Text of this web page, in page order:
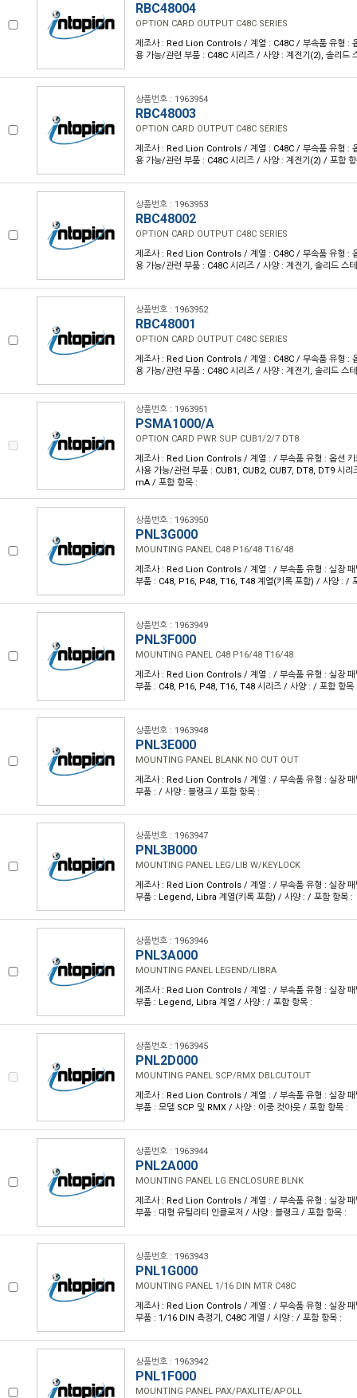
RBC48004
OPTION CARD OUTPUT C48C SERIES
제조사 : Red Lion Controls / 계열 : C48C / 부속품 유형 :
용 가능/관련 부품 : C48C 시리즈 / 사양 : 계전기(2), 솔리드
상품번호 : 1963954
RBC48003
OPTION CARD OUTPUT C48C SERIES
제조사 : Red Lion Controls / 계열 : C48C / 부속품 유형 :
용 가능/관련 부품 : C48C 시리즈 / 사양 : 계전기(2) / 포함
상품번호 : 1963953
RBC48002
OPTION CARD OUTPUT C48C SERIES
제조사 : Red Lion Controls / 계열 : C48C / 부속품 유형 :
용 가능/관련 부품 : C48C 시리즈 / 사양 : 계전기, 솔리드 스
상품번호 : 1963952
RBC48001
OPTION CARD OUTPUT C48C SERIES
제조사 : Red Lion Controls / 계열 : C48C / 부속품 유형 :
용 가능/관련 부품 : C48C 시리즈 / 사양 : 계전기, 솔리드 스
상품번호 : 1963951
PSMA1000/A
OPTION CARD PWR SUP CUB1/2/7 DT8
제조사 : Red Lion Controls / 계열 : / 부속품 유형 : 옵션 카
사용 가능/관련 부품 : CUB1, CUB2, CUB7, DT8, DT9 시
mA / 포함 항목 :
상품번호 : 1963950
PNL3G000
MOUNTING PANEL C48 P16/48 T16/48
제조사 : Red Lion Controls / 계열 : / 부속품 유형 : 실장 패
부품 : C48, P16, P48, T16, T48 계열(키록 포함) / 사양 : /
상품번호 : 1963949
PNL3F000
MOUNTING PANEL C48 P16/48 T16/48
제조사 : Red Lion Controls / 계열 : / 부속품 유형 : 실장 패
부품 : C48, P16, P48, T16, T48 시리즈 / 사양 : / 포함 항목
상품번호 : 1963948
PNL3E000
MOUNTING PANEL BLANK NO CUT OUT
제조사 : Red Lion Controls / 계열 : / 부속품 유형 : 실장 패
부품 : / 사양 : 블랭크 / 포함 항목 :
상품번호 : 1963947
PNL3B000
MOUNTING PANEL LEG/LIB W/KEYLOCK
제조사 : Red Lion Controls / 계열 : / 부속품 유형 : 실장 패
부품 : Legend, Libra 계열(키록 포함) / 사양 : / 포함 항목 :
상품번호 : 1963946
PNL3A000
MOUNTING PANEL LEGEND/LIBRA
제조사 : Red Lion Controls / 계열 : / 부속품 유형 : 실장 패
부품 : Legend, Libra 계열 / 사양 : / 포함 항목 :
상품번호 : 1963945
PNL2D000
MOUNTING PANEL SCP/RMX DBLCUTOUT
제조사 : Red Lion Controls / 계열 : / 부속품 유형 : 실장 패
부품 : 모델 SCP 및 RMX / 사양 : 이중 컷아웃 / 포함 항목 :
상품번호 : 1963944
PNL2A000
MOUNTING PANEL LG ENCLOSURE BLNK
제조사 : Red Lion Controls / 계열 : / 부속품 유형 : 실장 패
부품 : 대형 유틸리티 인클로저 / 사양 : 블랭크 / 포함 항목 :
상품번호 : 1963943
PNL1G000
MOUNTING PANEL 1/16 DIN MTR C48C
제조사 : Red Lion Controls / 계열 : / 부속품 유형 : 실장 패
부품 : 1/16 DIN 측정기, C48C 계열 / 사양 : / 포함 항목 :
상품번호 : 1963942
PNL1F000
MOUNTING PANEL PAX/PAXLITE/APOLL